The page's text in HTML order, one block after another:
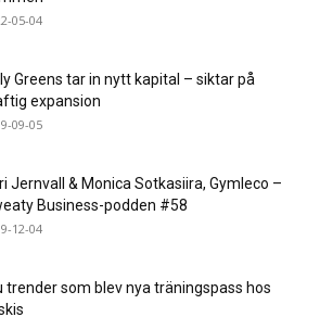
05-04
Greens tar in nytt kapital – siktar på
expansion
09-05
Jernvall & Monica Sotkasiira, Gymleco –
Business-podden #58
12-04
trender som blev nya träningspass hos